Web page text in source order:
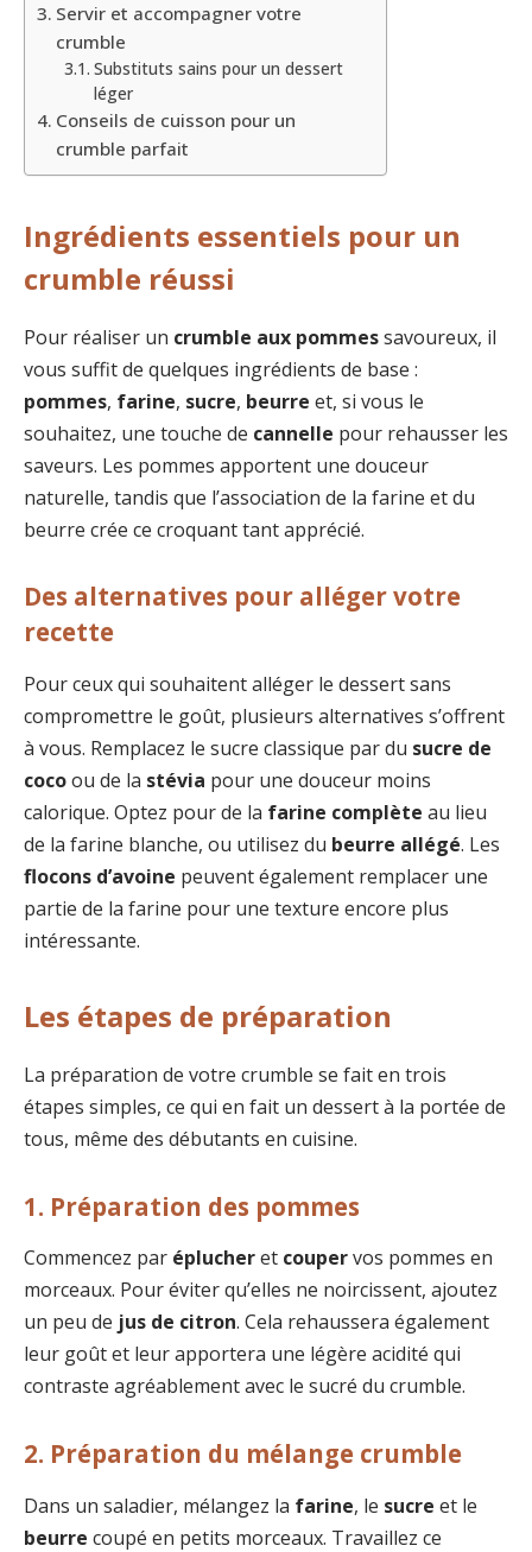
Servir et accompagner votre
crumble
Substituts sains pour un dessert
léger
Conseils de cuisson pour un
crumble parfait
Ingrédients essentiels pour un
crumble réussi
Pour réaliser un crumble aux pommessavoureux, il
vous suffit de quelques ingrédients de base :
pommes, farine, sucre, beurre et, si vous le
souhaitez, une touche de cannelle pour rehausser les
saveurs. Les pommes apportent une douceur
naturelle, tandis que l’association de la farine et du
beurre crée ce croquant tant apprécié.
Des alternatives pour alléger votre
recette
Pour ceux qui souhaitent alléger le dessert sans
compromettre le goût, plusieurs alternatives s’offrent
à vous. Remplacez le sucre classique par du sucre de
cocoou de la stévia pour une douceur moins
calorique. Optez pour de la farine complète au lieu
de la farine blanche, ou utilisez du beurre allégé. Les
flocons d’avoine peuvent également remplacer une
partie de la farine pour une texture encore plus
intéressante.
Les étapes de préparation
La préparation de votre crumble se fait en trois
étapes simples, ce qui en fait un dessert à la portée de
tous, même des débutants en cuisine.
1. Préparation des pommes
Commencez par éplucheret coupervos pommes en
morceaux. Pour éviter qu’elles ne noircissent, ajoutez
un peu de jus de citron. Cela rehaussera également
leur goût et leur apportera une légère acidité qui
contraste agréablement avec le sucré du crumble.
2. Préparation du mélange crumble
Dans un saladier, mélangez la farine, le sucre et le
beurre coupé en petits morceaux. Travaillez ce